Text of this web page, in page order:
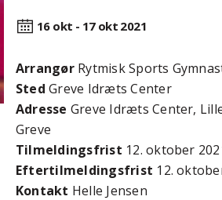
16 okt - 17 okt 2021
ArrangørRytmisk Sports
Sted Greve Idræts Center
Adresse Greve Idræts Center,
Greve
Tilmeldingsfrist 12. oktober
Efter­tilmeldings­frist 12.
Kontakt Helle Jensen